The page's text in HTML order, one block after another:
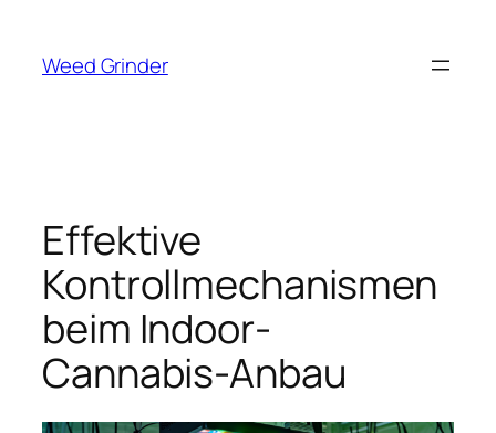
springen
Weed Grinder
Effektive
Kontrollmechanismen
beim Indoor-
Cannabis-Anbau